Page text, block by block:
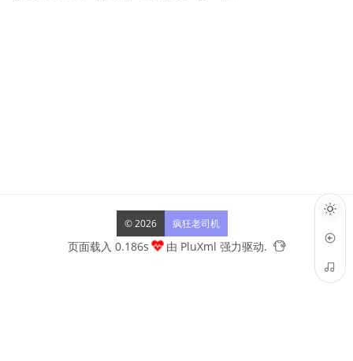
© 2026 疯狂老司机
页面载入 0.186s 由 PluXml 强力驱动.